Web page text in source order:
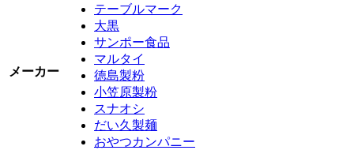
メーカー
テーブルマーク
大黒
サンポー食品
マルタイ
徳島製粉
小笠原製粉
スナオシ
だい久製麺
おやつカンパニー